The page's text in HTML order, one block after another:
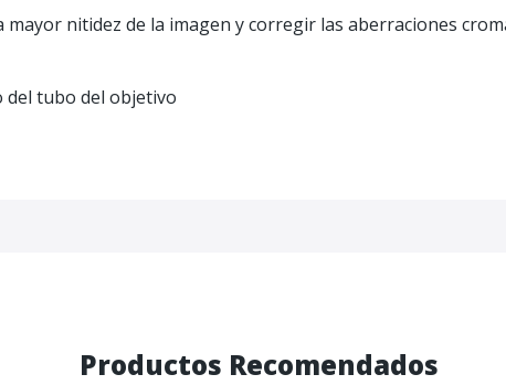
nitidez de la imagen y corregir las aberraciones
del tubo del objetivo
Productos Recomendados